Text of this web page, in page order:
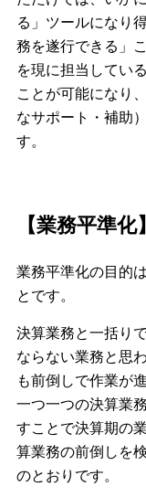
る」ツールになり
務を遂行できる」
を現に担当してい
ことが可能になり
なサポート・補助
す。
【業務平準化】
業務平準化の目的
とです。
決算業務と一括り
ならない業務と思
も前倒しで作業が
一つ一つの決算業
すことで決算期の
算業務の前倒しを
のとおりです。